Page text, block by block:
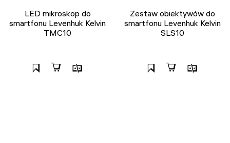
LED mikroskop do
smartfonu Levenhuk Kelvin
TMC10
Zestaw obiektywów do
smartfonu Levenhuk Kelvin
SLS10